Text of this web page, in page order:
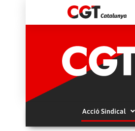
Acció Sindical